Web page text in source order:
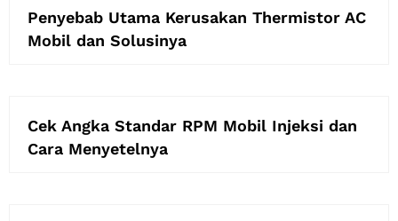
Penyebab Utama Kerusakan Thermistor AC
Mobil dan Solusinya
Cek Angka Standar RPM Mobil Injeksi dan
Cara Menyetelnya